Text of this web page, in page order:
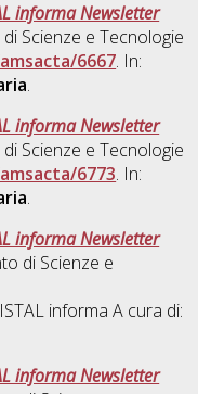
informa Newsletter
Scienze e Tecnologie
6667. In:
.
informa Newsletter
Scienze e Tecnologie
6773. In:
.
informa Newsletter
di Scienze e
informa A cura di:
informa Newsletter